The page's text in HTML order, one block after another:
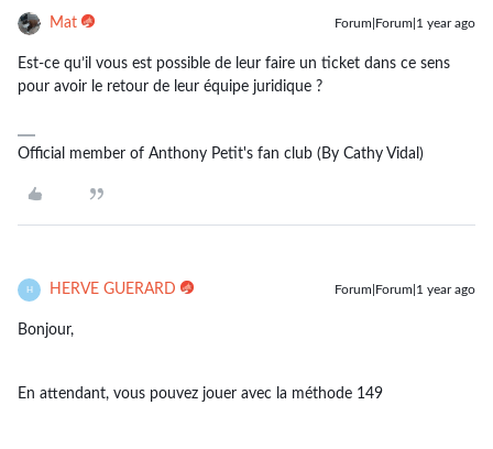
Mat Forum|Forum|1 year ago
Est-ce qu’il vous est possible de leur faire un ticket dans ce sens
pour avoir le retour de leur équipe juridique ?
Official member of Anthony Petit's fan club (By Cathy Vidal)
H HERVE GUERARD Forum|Forum|1 year ago
Bonjour,
En attendant, vous pouvez jouer avec la méthode 149